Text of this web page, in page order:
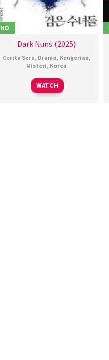
HD
Dark Nuns (2025)
Cerita Seru, Drama, Kengerian,
Misteri, Korea
24
Jan
권
혁
WATCH